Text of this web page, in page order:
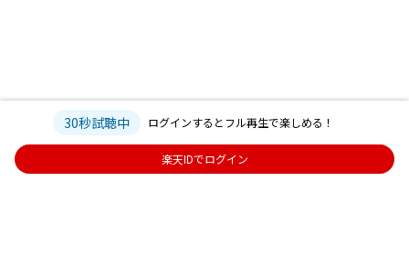
30秒試聴中 ログインするとフル再生で楽しめる！
楽天IDでログイン